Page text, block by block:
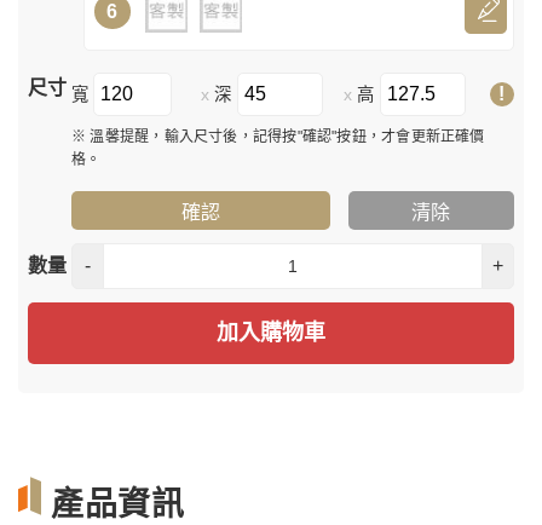
6
尺寸 寬 x 深 x 高 !
※ 溫馨提醒，輸入尺寸後，記得按"確認"按鈕，才會更新正確價
格。
確認 清除
數量 - +
加入購物車
產品資訊